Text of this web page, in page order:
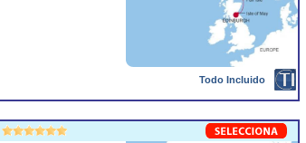
Todo Incluido